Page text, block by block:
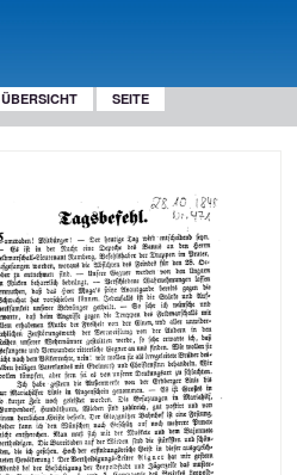
ÜBERSICHT SEITE